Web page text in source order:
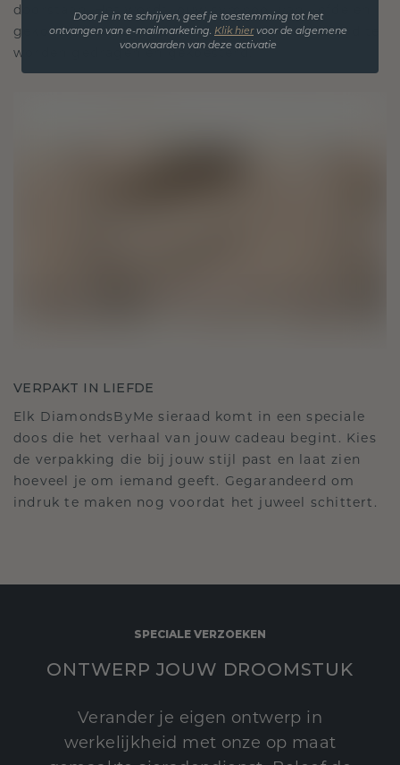
doorstaan. Het wordt jouw symbool van liefde en
gekoesterde momenten, bedoeld om voor altijd te
worden gedragen en gekoesterd.
VERPAKT IN LIEFDE
Elk DiamondsByMe sieraad komt in een speciale
doos die het verhaal van jouw cadeau begint. Kies
de verpakking die bij jouw stijl past en laat zien
hoeveel je om iemand geeft. Gegarandeerd om
indruk te maken nog voordat het juweel schittert.
SPECIALE VERZOEKEN
ONTWERP JOUW DROOMSTUK
Verander je eigen ontwerp in
werkelijkheid met onze op maat
Door je in te schrijven, geef je toestemming tot het
ontvangen van e-mailmarketing. Klik hiervoor de algemene
voorwaarden van deze activatie